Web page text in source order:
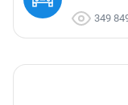
349